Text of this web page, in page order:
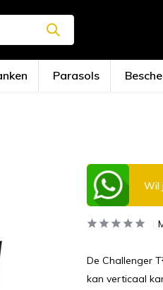
Parasols
Wil
De Challenger
kan verticaal